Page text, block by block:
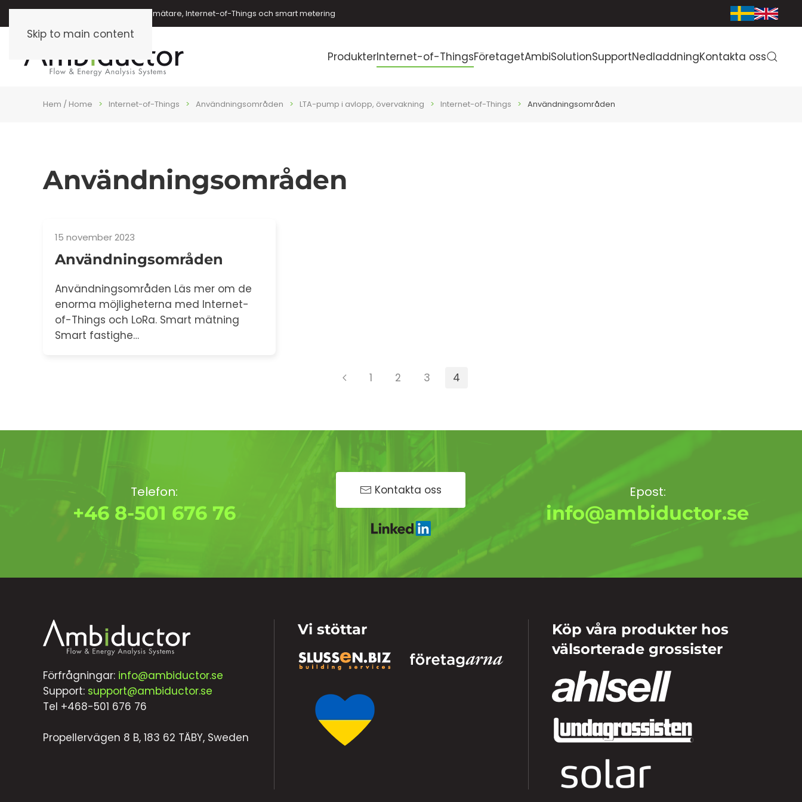
Skip to main content
Energimätare, vattenmätare, oljemätare, Internet-of-Things och smart metering
ProdukterInternet-of-ThingsFöretagetAmbiSolutionSupportNedladdningKontakta oss
Hem / Home Internet-of-Things Användningsområden LTA-pump i avlopp, övervakning Internet-of-Things Användningsområden
Användningsområden
15 november 2023
Användningsområden
Användningsområden Läs mer om de
enorma möjligheterna med Internet-
of-Things och LoRa. Smart mätning
Smart fastighe…
1 2 3 4
Telefon:
+46 8-501 676 76
Kontakta oss Epost:
info@ambiductor.se
Förfrågningar: info@ambiductor.se
Support: support@ambiductor.se
Tel +468-501 676 76
Propellervägen 8 B, 183 62 TÄBY, Sweden
Vi stöttar
Köp våra produkter hos
välsorterade grossister